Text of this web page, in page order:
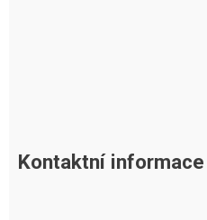
Kontaktní informace